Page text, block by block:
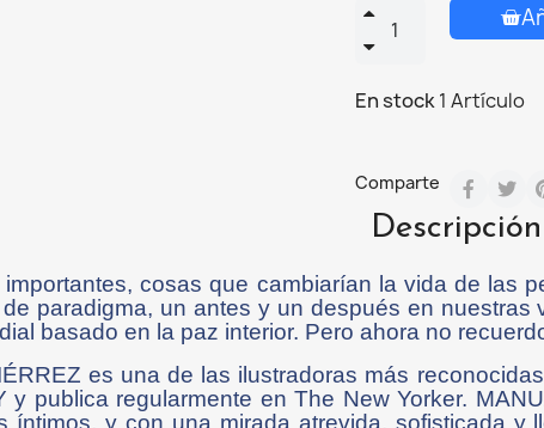
En stock1 Artículo
Comparte
Descripción
cosas que cambiarían la vida de las
paradigma, un antes y un después en
basado en la paz interior. Pero ahora no
es una de las ilustradoras más
y publica regularmente en The New Yorker.
íntimos, y con una mirada atrevida, sofisticada